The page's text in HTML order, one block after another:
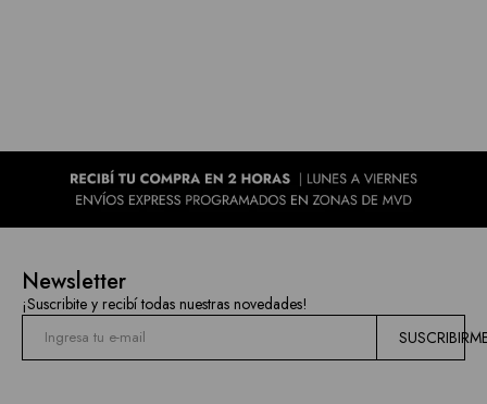
Newsletter
¡Suscribite y recibí todas nuestras novedades!